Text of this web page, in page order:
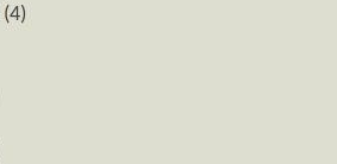
(4)